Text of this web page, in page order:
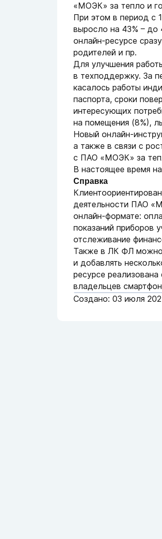
«МОЭК» за тепло и
При этом в период с
выросло на 43% – до
онлайн-ресурсе
родителей и пр.
Для улучшения
в техподдержку. За
касалось работы
паспорта, сроки
интересующих
на помещения (8%),
Новый онлайн-
а также в связи с
с ПАО «МОЭК» за
В настоящее время
Справка
деятельности ПАО
онлайн-формате:
показаний приборов
отслеживание
Также в ЛК ФЛ можно
и добавлять
ресурсе
владельцев
Создано: 03 июля